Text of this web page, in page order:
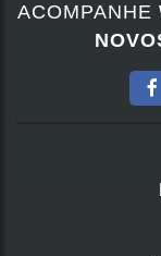
ACOMPANHE